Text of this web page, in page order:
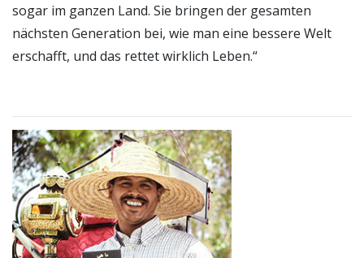
sogar im ganzen Land. Sie bringen der gesamten
nächsten Generation bei, wie man eine bessere Welt
erschafft, und das rettet wirklich Leben.“